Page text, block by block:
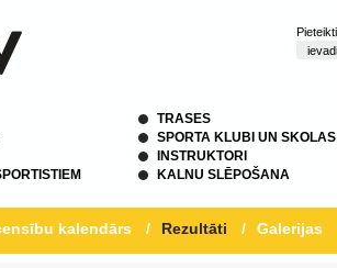
TRASES
SPORTA KLUBI UN SKOLAS
INSTRUKTORI
KALNU SLĒPOŠANA
kalendārs / Rezultāti / Galerijas